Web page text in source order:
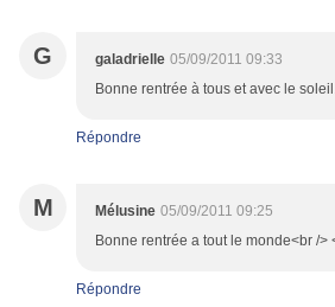
G galadrielle 05/09/2011 09:33
Bonne rentrée à tous et avec le
Répondre
M Mélusine 05/09/2011 09:25
Bonne rentrée a tout le monde<br />
Répondre